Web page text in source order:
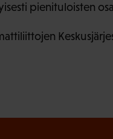
pienituloisten